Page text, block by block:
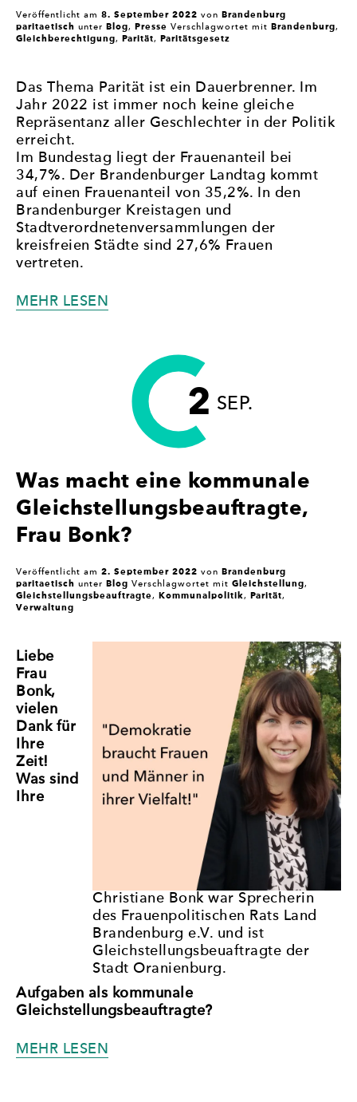
Veröffentlicht am 8. September 2022 von Brandenburg
paritaetisch unter Blog, Presse Verschlagwortet mit Brandenburg,
Gleichberechtigung, Parität, Paritätsgesetz
Das Thema Parität ist ein Dauerbrenner. Im
Jahr 2022 ist immer noch keine gleiche
Repräsentanz aller Geschlechter in der Politik
erreicht.
Im Bundestag liegt der Frauenanteil bei
34,7%. Der Brandenburger Landtag kommt
auf einen Frauenanteil von 35,2%. In den
Brandenburger Kreistagen und
Stadtverordnetenversammlungen der
kreisfreien Städte sind 27,6% Frauen
vertreten.
MEHR LESEN
LAND
BRANDENBURG
SIND
AUCH
KAMPF
GLEICHSTELLUNG“
2 SEP.
Was macht eine kommunale
Gleichstellungsbeauftragte,
Frau Bonk?
Veröffentlicht am 2. September 2022 von Brandenburg
paritaetisch unter Blog Verschlagwortet mit Gleichstellung,
Gleichstellungsbeauftragte, Kommunalpolitik, Parität,
Verwaltung
Christiane Bonk war Sprecherin
des Frauenpolitischen Rats Land
Brandenburg e.V. und ist
Gleichstellungsbeuaftragte der
Stadt Oranienburg.
Liebe
Frau
Bonk,
vielen
Dank für
Ihre
Zeit!
Was sind
Ihre
Aufgaben als kommunale
Gleichstellungsbeauftragte?
MEHR LESEN